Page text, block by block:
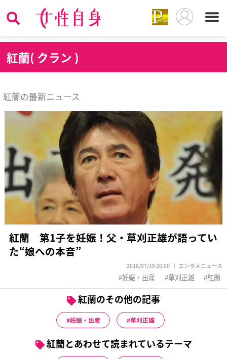
紅蘭( クラン )
紅蘭の最新ニュース
紅蘭 第1子を妊娠！父・草刈正雄が語ってい
た“娘への本音”
2018/07/19 20:00 エンタメニュース
妊娠・出産 草刈正雄 紅蘭
紅蘭のその他の記事
妊娠・出産 草刈正雄
紅蘭とあわせて読まれているテーマ